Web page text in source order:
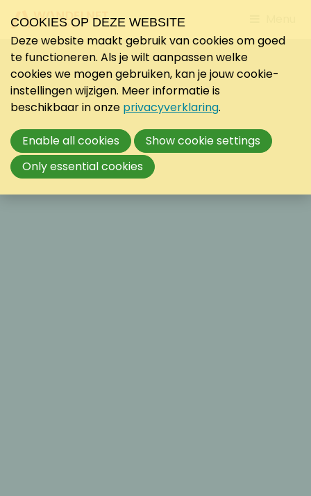
to
COOKIES OP DEZE WEBSITE
Deze website maakt gebruik van cookies om goed
te functioneren. Als je wilt aanpassen welke
cookies we mogen gebruiken, kan je jouw cookie-
instellingen wijzigen. Meer informatie is
beschikbaar in onze privacyverklaring.
Enable all cookies
Show cookie settings
Only essential cookies